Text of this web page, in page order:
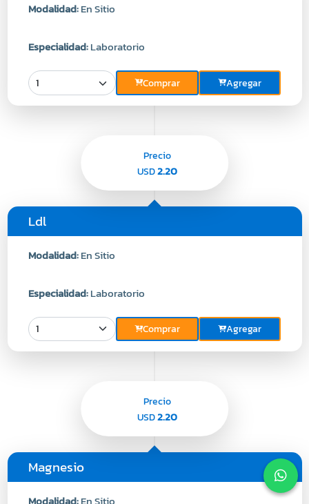
Modalidad:En Sitio
Especialidad:Laboratorio
Comprar Agregar
Ldl
Modalidad:En Sitio
Especialidad:Laboratorio
Comprar Agregar
Precio
USD2.20
Magnesio
Precio
USD2.20